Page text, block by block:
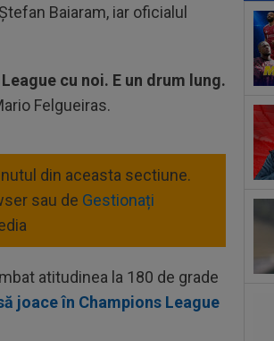
Baiaram, iar oficialul
cu noi. E un drum lung.
Felgueiras.
din aceasta sectiune.
sau de Gestionați
atitudinea la 180 de grade
joace în Champions League
joi,
un...
o